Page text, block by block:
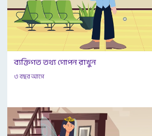
ব্যক্তিগত তথ্য গোপন রাখুন
৩ বছর আগে